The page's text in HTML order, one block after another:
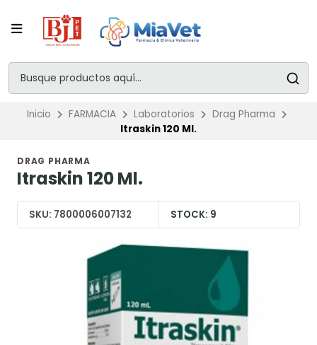
Inicio FARMACIA Laboratorios
Drag Pharma
Itraskin 120 Ml.
DRAG PHARMA
Itraskin 120 Ml.
SKU: 7800006007132 STOCK: 9